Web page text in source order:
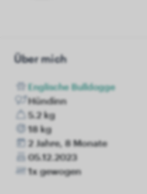
Über mich
Englische Bulldogge
Hündinn
5.2 kg
18 kg
2 Jahre, 8 Monate
05.12.2023
1x gewogen